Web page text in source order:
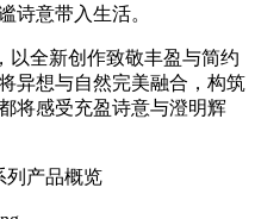
诗意带入生活。
以全新创作致敬丰盈与简约
异想与自然完美融合，构筑
将感受充盈诗意与澄明辉
列产品概览